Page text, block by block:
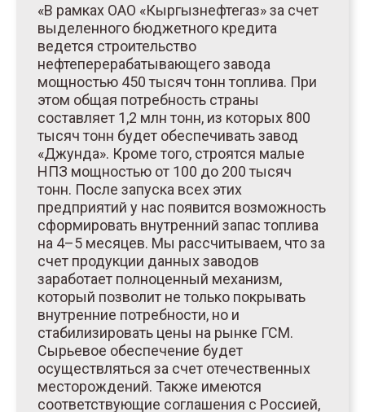
«В рамках ОАО «Кыргызнефтегаз» за счет
выделенного бюджетного кредита
ведется строительство
нефтеперерабатывающего завода
мощностью 450 тысяч тонн топлива. При
этом общая потребность страны
составляет 1,2 млн тонн, из которых 800
тысяч тонн будет обеспечивать завод
«Джунда». Кроме того, строятся малые
НПЗ мощностью от 100 до 200 тысяч
тонн. После запуска всех этих
предприятий у нас появится возможность
сформировать внутренний запас топлива
на 4–5 месяцев. Мы рассчитываем, что за
счет продукции данных заводов
заработает полноценный механизм,
который позволит не только покрывать
внутренние потребности, но и
стабилизировать цены на рынке ГСМ.
Сырьевое обеспечение будет
осуществляться за счет отечественных
месторождений. Также имеются
соответствующие соглашения с Россией,